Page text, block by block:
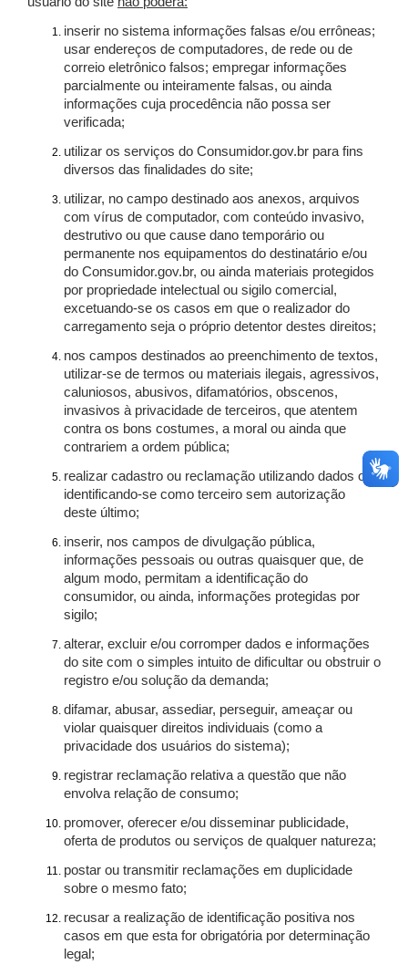
inserir no sistema informações falsas e/ou errôneas;
usar endereços de computadores, de rede ou de
correio eletrônico falsos; empregar informações
parcialmente ou inteiramente falsas, ou ainda
informações cuja procedência não possa ser
verificada;
utilizar os serviços do Consumidor.gov.br para fins
diversos das finalidades do site;
utilizar, no campo destinado aos anexos, arquivos
com vírus de computador, com conteúdo invasivo,
destrutivo ou que cause dano temporário ou
permanente nos equipamentos do destinatário e/ou
do Consumidor.gov.br, ou ainda materiais protegidos
por propriedade intelectual ou sigilo comercial,
excetuando-se os casos em que o realizador do
carregamento seja o próprio detentor destes direitos;
nos campos destinados ao preenchimento de textos,
utilizar-se de termos ou materiais ilegais, agressivos,
caluniosos, abusivos, difamatórios, obscenos,
invasivos à privacidade de terceiros, que atentem
contra os bons costumes, a moral ou ainda que
contrariem a ordem pública;
realizar cadastro ou reclamação utilizando dados ou
identificando-se como terceiro sem autorização
deste último;
inserir, nos campos de divulgação pública,
informações pessoais ou outras quaisquer que, de
algum modo, permitam a identificação do
consumidor, ou ainda, informações protegidas por
sigilo;
alterar, excluir e/ou corromper dados e informações
do site com o simples intuito de dificultar ou obstruir o
registro e/ou solução da demanda;
difamar, abusar, assediar, perseguir, ameaçar ou
violar quaisquer direitos individuais (como a
privacidade dos usuários do sistema);
registrar reclamação relativa a questão que não
envolva relação de consumo;
promover, oferecer e/ou disseminar publicidade,
oferta de produtos ou serviços de qualquer natureza;
postar ou transmitir reclamações em duplicidade
sobre o mesmo fato;
recusar a realização de identificação positiva nos
casos em que esta for obrigatória por determinação
legal;